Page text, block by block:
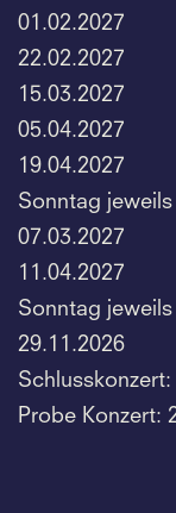
01.02.2027
22.02.2027
15.03.2027
05.04.2027
19.04.2027
Sonntag
07.03.2027
11.04.2027
Sonntag
29.11.2026
Probe Konzert: